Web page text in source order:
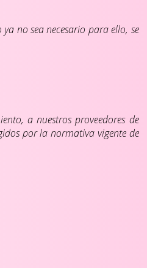
no sea necesario para ello, se
a nuestros proveedores de
por la normativa vigente de